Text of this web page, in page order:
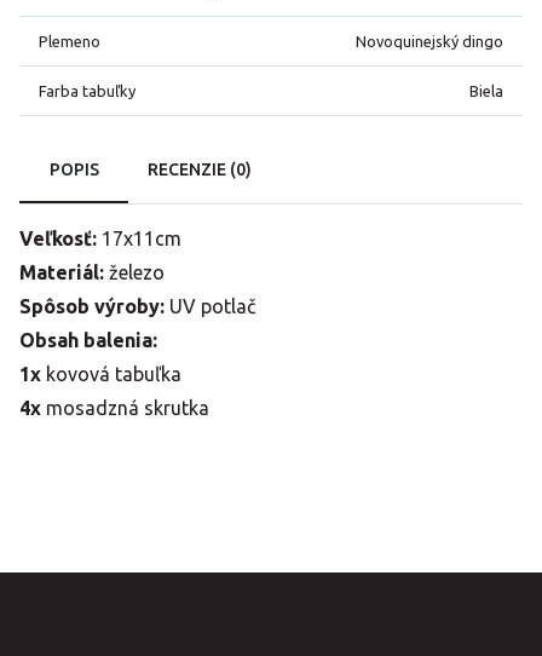
Plemeno Novoquinejský dingo
Farba tabuľky Biela
POPIS RECENZIE (0)
Veľkosť: 17x11cm
Materiál: železo
Spôsob výroby: UV potlač
Obsah balenia:
1x kovová tabuľka
4x mosadzná skrutka